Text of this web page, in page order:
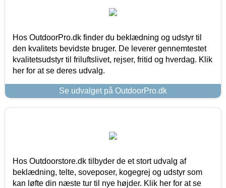
Hos OutdoorPro.dk finder du beklædning og udstyr til
den kvalitets bevidste bruger. De leverer gennemtestet
kvalitetsudstyr til friluftslivet, rejser, fritid og hverdag. Klik
her for at se deres udvalg.
Se udvalget på OutdoorPro.dk
Hos Outdoorstore.dk tilbyder de et stort udvalg af
beklædning, telte, soveposer, kogegrej og udstyr som
kan løfte din næste tur til nye højder. Klik her for at se